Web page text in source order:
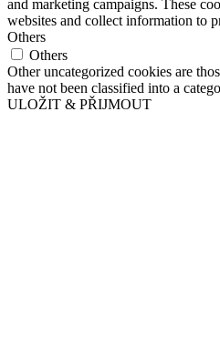
and marketing campaigns. These
websites and collect information to
Others
Others
Other uncategorized cookies are
have not been classified into a
ULOŽIT & PŘIJMOUT